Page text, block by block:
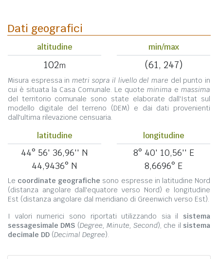
Dati geografici
altitudine
102m
min/max
(61, 247)
Misura espressa in metri sopra il livello del mare del punto in
cui è situata la Casa Comunale. Le quote minima e massima
del territorio comunale sono state elaborate dall'Istat sul
modello digitale del terreno (DEM) e dai dati provenienti
dall'ultima rilevazione censuaria.
latitudine
44° 56' 36,96'' N
44,9436° N
longitudine
8° 40' 10,56'' E
8,6696° E
Le coordinate geografiche sono espresse in latitudine Nord
(distanza angolare dall'equatore verso Nord) e longitudine
Est (distanza angolare dal meridiano di Greenwich verso Est).
I valori numerici sono riportati utilizzando sia il sistema
sessagesimale DMS (Degree, Minute, Second), che il sistema
decimale DD (Decimal Degree).